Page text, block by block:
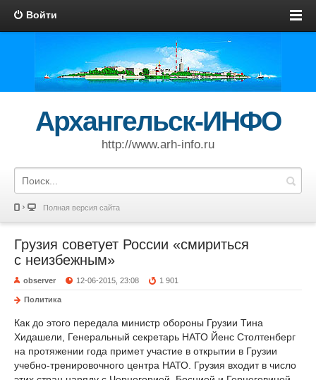
Войти
Архангельск-ИНФО
http://www.arh-info.ru
Полная версия сайта
Грузия советует России «смириться
с неизбежным»
observer 12-06-2015, 23:08 1 901
Политика
Как до этого передала министр обороны Грузии Тина
Хидашели, Генеральный секретарь НАТО Йенс Столтенберг
на протяжении года примет участие в открытии в Грузии
учебно-тренировочного центра НАТО. Грузия входит в число